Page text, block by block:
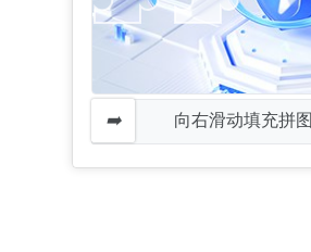
向右滑动填充拼图